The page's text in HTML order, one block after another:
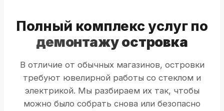
Полный комплекс услуг по
демонтажу островка
В отличие от обычных магазинов, островки
требуют ювелирной работы со стеклом и
электрикой. Мы разбираем их так, чтобы
можно было собрать снова или безопасно